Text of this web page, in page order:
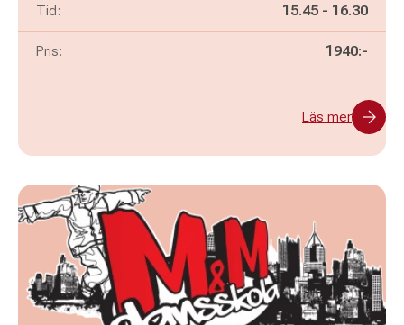
Tid: Pågår mellan
15.45 - och
16.30
Pris: 1940:-
Läs mer